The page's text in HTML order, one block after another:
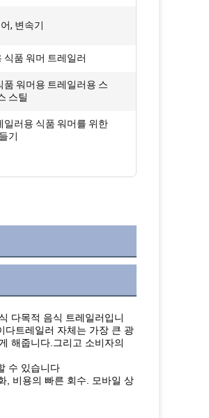
, 변속기
식품 워머 트레일러
품 워머용 트레일러용 스
스틸
일러용 식품 워머를 위한
기
다목적 음식 트레일러입니
다트레일러 자체는 가장 큰 광
해줍니다.그리고 소비자의
수 있습니다
, 비용의 빠른 회수. 모바일 상